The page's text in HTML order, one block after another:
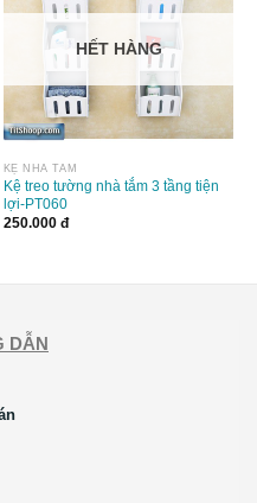
HẾT HÀNG
KỆ NHÀ TẮM
Kệ treo tường nhà tắm 3 tầng tiện
lợi-PT060
250.000 đ
DẪN